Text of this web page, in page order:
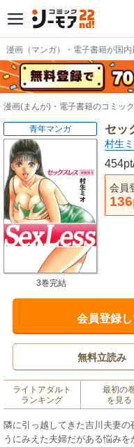
漫画（マンガ）・電子書籍が国内
漫画(まんが)・電子書籍のコミッ
セッ
村生
会員
青年マンガ
3巻完結
会員登録し
無料立読み
ライトアダルト
ランキング
最初の
を見る
隣に引っ越してきた吉川夫妻
うにみえた夫婦だがある悩み